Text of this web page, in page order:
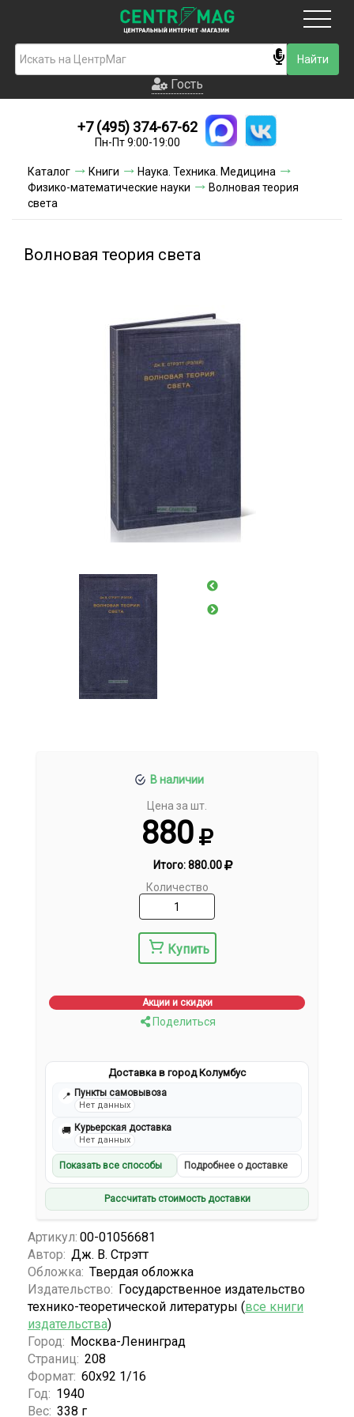
Гость
Новинки
Условия доставки
Гость
+7 (495) 374-67-62
Пн-Пт 9:00-19:00
Каталог Книги
Наука. Техника. Медицина
Физико-математические науки
Волновая теория
света
Волновая теория света
В наличии
Цена за шт.
880
Итого:880.00
Количество
Купить
Акции и скидки
Поделиться
Доставка в город Колумбус
📍 Пункты самовывоза
Нет данных
🚚 Курьерская доставка
Нет данных
Показать все способы Подробнее о доставке
Рассчитать стоимость доставки
Артикул: 00-01056681
Автор: Дж. В. Стрэтт
Обложка: Твердая обложка
Издательство: Государственное издательство
технико-теоретической литературы (все книги
издательства)
Город: Москва-Ленинград
Страниц: 208
Формат: 60x92 1/16
Год: 1940
Вес: 338 г